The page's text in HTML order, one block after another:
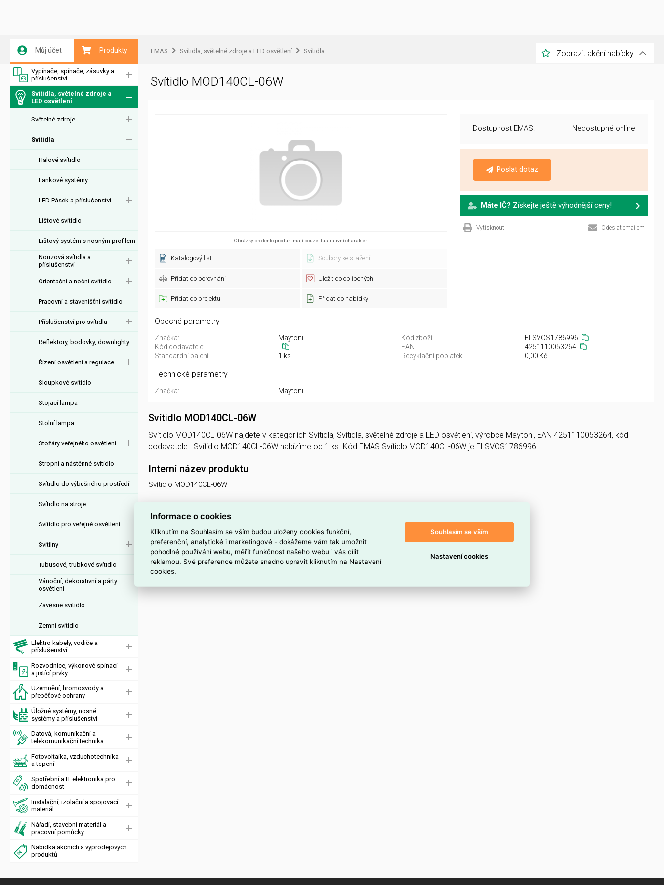
Můj účet Produkty
Vypínače, spínače, zásuvky a
příslušenství
Svítidla, světelné zdroje a
LED osvětlení
Světelné zdroje
Svítidla
Halové svítidlo
Lankové systémy
LED Pásek a příslušenství
Lištové svítidlo
Lištový systém s nosným profilem
Nouzová svítidla a
příslušenství
Orientační a noční svítidlo
Pracovní a stavenišťní svítidlo
Příslušenství pro svítidla
Reflektory, bodovky, downlighty
Řízení osvětlení a regulace
Sloupkové svítidlo
Stojací lampa
Stolní lampa
Stožáry veřejného osvětlení
Stropní a nástěnné svítidlo
Svítidlo do výbušného prostředí
Svítidlo na stroje
Svítidlo pro veřejné osvětlení
Svítilny
Tubusové, trubkové svítidlo
Vánoční, dekorativní a párty
osvětlení
Závěsné svítidlo
Zemní svítidlo
Elektro kabely, vodiče a
příslušenství
Rozvodnice, výkonové spínací
a jistící prvky
Uzemnění, hromosvody a
přepěťové ochrany
Úložné systémy, nosné
systémy a příslušenství
Datová, komunikační a
telekomunikační technika
Fotovoltaika, vzduchotechnika
a topení
Spotřební a IT elektronika pro
domácnost
Instalační, izolační a spojovací
materiál
Nářadí, stavební materiál a
pracovní pomůcky
Nabídka akčních a výprodejových
produktů
EMAS Svítidla, světelné zdroje a LED osvětlení Svítidla Zobrazit akční nabídky
Svítidlo MOD140CL-06W
Obrázky pro tento produkt mají pouze ilustrativní charakter.
Katalogový list Soubory ke stažení
Přidat do porovnání Uložit do oblíbených
Přidat do projektu Přidat do nabídky
Dostupnost EMAS: Nedostupné online
Poslat dotaz
Máte IČ? Získejte ještě výhodnější ceny!
Vytisknout Odeslat emailem
Obecné parametry
Značka: Maytoni Kód zboží:
ELSVOS1786996
Kód dodavatele:
EAN:
4251110053264
Standardní balení:
1 ks Recyklační poplatek: 0,00 Kč
Technické parametry
Značka: Maytoni
Svítidlo MOD140CL-06W
Svítidlo MOD140CL-06W najdete v kategoriích Svítidla, Svítidla, světelné zdroje a LED osvětlení, výrobce Maytoni, EAN 4251110053264, kód
dodavatele . Svítidlo MOD140CL-06W nabízíme od 1 ks. Kód EMAS Svítidlo MOD140CL-06W je ELSVOS1786996.
Interní název produktu
Svítidlo MOD140CL-06W
Informace o cookies
Kliknutím na Souhlasím se vším budou uloženy cookies funkční,
preferenční, analytické i marketingové - dokážeme vám tak umožnit
pohodlné používání webu, měřit funkčnost našeho webu i vás cílit
reklamou. Své preference můžete snadno upravit kliknutím na Nastavení
cookies.
Souhlasím se vším
Nastavení cookies